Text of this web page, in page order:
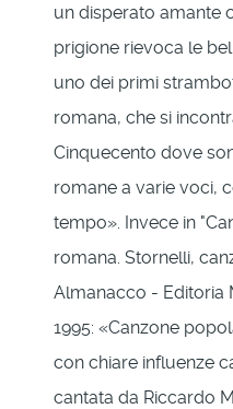
un disperato amante
prigione rievoca le
uno dei primi
romana, che si
Cinquecento dove
romane a varie voci,
tempo». Invece in
romana. Stornelli,
Almanacco - Editoria
1995: «Canzone
con chiare influenze
cantata da Riccardo